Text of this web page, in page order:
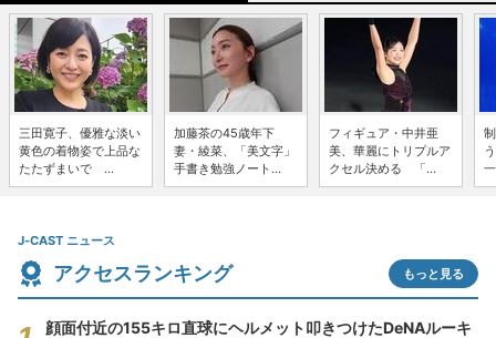
三田寛子、優雅な淡い
黄色の着物姿で上品な
たたずまいで ...
加藤茶の45歳年下
妻・綾菜、「美文字」
手書き勉強ノート...
フィギュア・中井亜
美、華麗にトリプルア
クセル決める 「...
J-CAST ニュース
アクセスランキング もっと見る
顔面付近の155キロ直球にヘルメット叩きつけたDeNAルーキ